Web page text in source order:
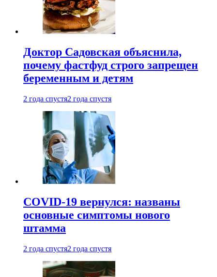
Доктор Садовская объяснила,
почему фастфуд строго запрещен
беременным и детям
2 года спустя2 года спустя
COVID-19 вернулся: названы
основные симптомы нового
штамма
2 года спустя2 года спустя